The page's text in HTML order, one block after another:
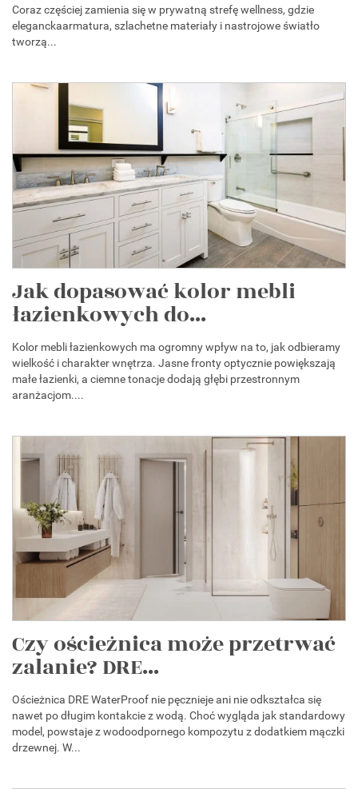
Coraz częściej zamienia się w prywatną strefę wellness, gdzie
eleganckaarmatura, szlachetne materiały i nastrojowe światło
tworzą...
Jak dopasować kolor mebli
łazienkowych do...
Kolor mebli łazienkowych ma ogromny wpływ na to, jak odbieramy
wielkość i charakter wnętrza. Jasne fronty optycznie powiększają
małe łazienki, a ciemne tonacje dodają głębi przestronnym
aranżacjom....
Czy ościeżnica może przetrwać
zalanie? DRE...
Ościeżnica DRE WaterProof nie pęcznieje ani nie odkształca się
nawet po długim kontakcie z wodą. Choć wygląda jak standardowy
model, powstaje z wodoodpornego kompozytu z dodatkiem mączki
drzewnej. W...